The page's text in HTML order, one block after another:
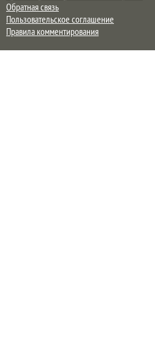
Обратная связь
Пользовательское соглашение
Правила комментирования